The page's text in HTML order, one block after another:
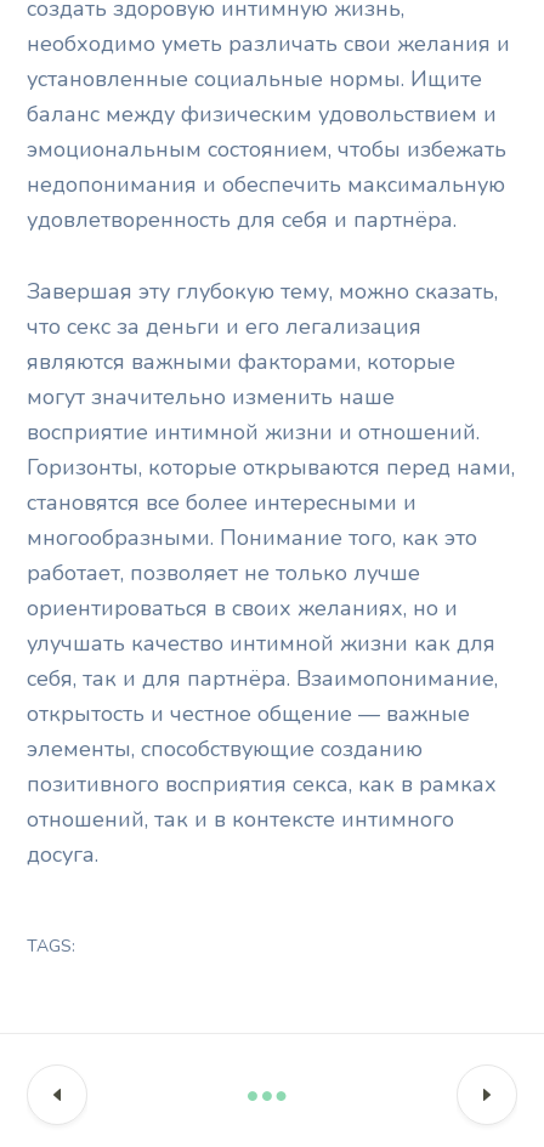
создать здоровую интимную жизнь,
необходимо уметь различать свои желания и
установленные социальные нормы. Ищите
баланс между физическим удовольствием и
эмоциональным состоянием, чтобы избежать
недопонимания и обеспечить максимальную
удовлетворенность для себя и партнёра.
Завершая эту глубокую тему, можно сказать,
что секс за деньги и его легализация
являются важными факторами, которые
могут значительно изменить наше
восприятие интимной жизни и отношений.
Горизонты, которые открываются перед нами,
становятся все более интересными и
многообразными. Понимание того, как это
работает, позволяет не только лучше
ориентироваться в своих желаниях, но и
улучшать качество интимной жизни как для
себя, так и для партнёра. Взаимопонимание,
открытость и честное общение — важные
элементы, способствующие созданию
позитивного восприятия секса, как в рамках
отношений, так и в контексте интимного
досуга.
TAGS: